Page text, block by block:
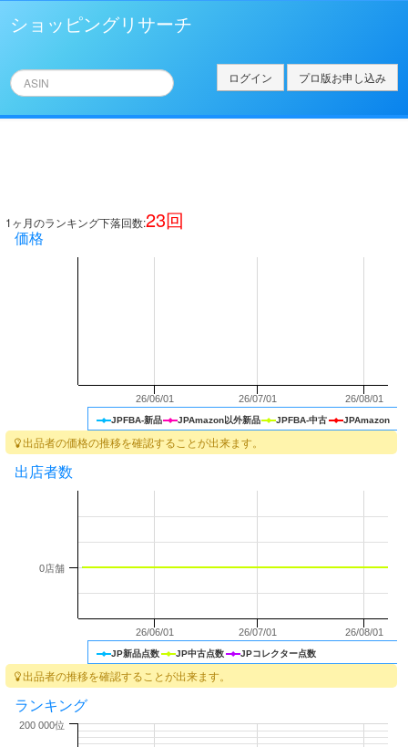
ショッピングリサーチ
ログイン プロ版お申し込み
1ヶ月のランキング下落回数:23回
価格
JPFBA-新品 JPAmazon以外新品 JPFBA-中古 JPAmazon
26/06/01 26/07/01 26/08/01
出品者の価格の推移を確認することが出来ます。
出店者数
JP新品点数 JP中古点数 JPコレクター点数
26/06/01 26/07/01 26/08/01
0店舗
出品者の推移を確認することが出来ます。
ランキング
200 000位